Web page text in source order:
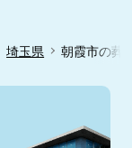
埼玉県 朝霞市の葬